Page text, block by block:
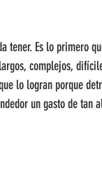
tener. Es lo primero
complejos,
lo logran porque
un gasto de tan